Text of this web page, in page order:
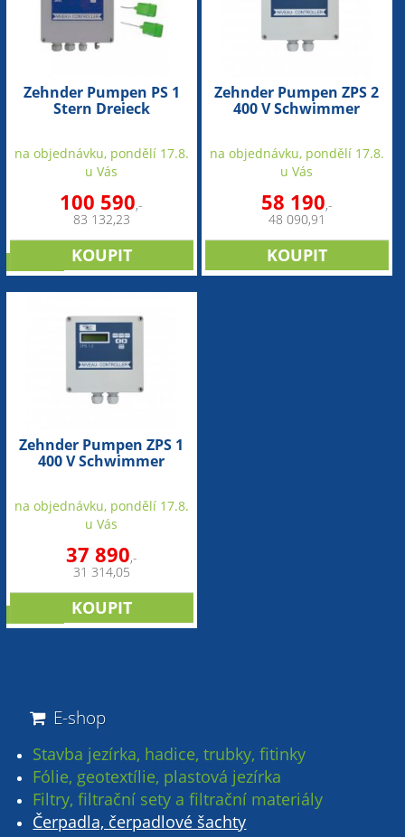
Zehnder Pumpen PS 1
Stern Dreieck
na objednávku, pondělí 17.8.
u Vás
100 590,-
83 132,23
Zehnder Pumpen ZPS 2
400 V Schwimmer
na objednávku, pondělí 17.8.
u Vás
58 190,-
48 090,91
Zehnder Pumpen ZPS 1
400 V Schwimmer
na objednávku, pondělí 17.8.
u Vás
37 890,-
31 314,05
E-shop
Stavba jezírka, hadice, trubky, fitinky
Fólie, geotextílie, plastová jezírka
Filtry, filtrační sety a filtrační materiály
Čerpadla, čerpadlové šachty